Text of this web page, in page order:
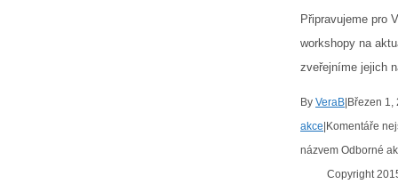
Připravujeme pro
workshopy na
zveřejníme jejich
By VeraB Březen 1,
akce Komentáře
názvem Odborné
Copyright